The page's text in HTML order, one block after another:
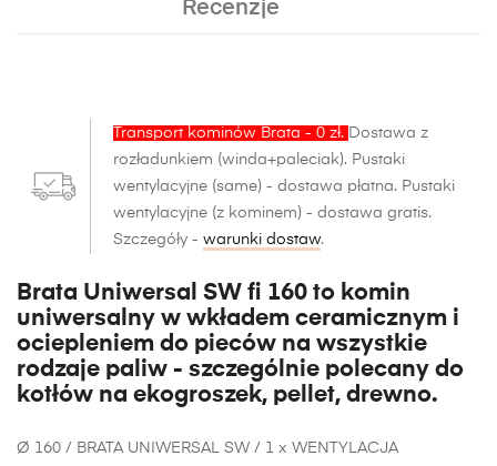
Recenzje
Transport kominów Brata - 0 zł. Dostawa z
rozładunkiem (winda+paleciak). Pustaki
wentylacyjne (same) - dostawa płatna. Pustaki
wentylacyjne (z kominem) - dostawa gratis.
Szczegóły - warunki dostaw.
Brata Uniwersal SW fi 160 to komin
uniwersalny w wkładem ceramicznym i
ociepleniem do pieców na wszystkie
rodzaje paliw - szczególnie polecany do
kotłów na ekogroszek, pellet, drewno.
Ø 160 / BRATA UNIWERSAL SW / 1 x WENTYLACJA